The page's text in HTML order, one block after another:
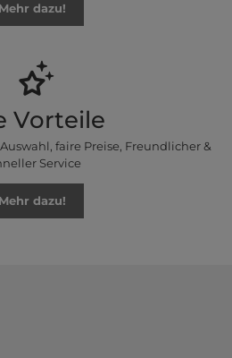
Mehr dazu!
Vorteile
faire Preise, Freundlicher &
Service
Mehr dazu!